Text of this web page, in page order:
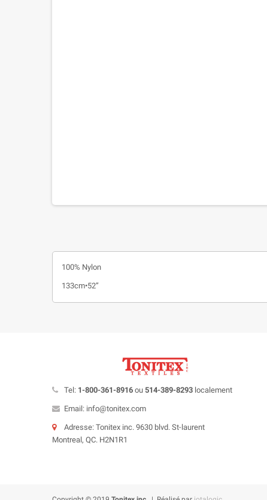
100% Nylon
133cm•52”
Tel: 1-800-361-8916 ou 514-389-8293 localement
Email: info@tonitex.com
Adresse: Tonitex inc. 9630 blvd. St-laurent
Montreal, QC. H2N1R1